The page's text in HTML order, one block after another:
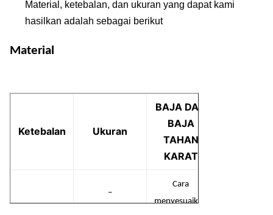
Material, ketebalan, dan ukuran yang dapat kami
hasilkan adalah sebagai berikut
Material
Ketebalan Ukuran
BAJA DAN
BAJA
TAHAN
KARAT
–
Cara
menyesuaikan